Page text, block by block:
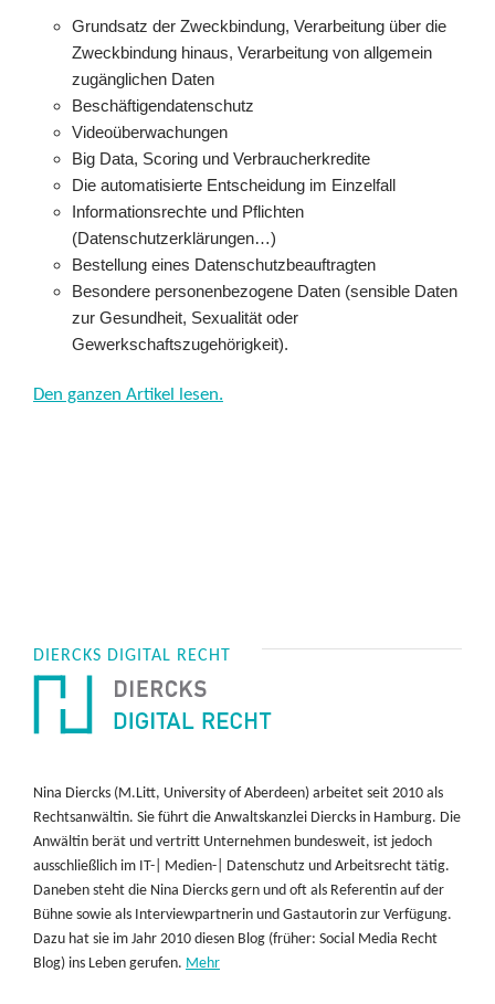
Grundsatz der Zweckbindung, Verarbeitung über die
Zweckbindung hinaus, Verarbeitung von allgemein
zugänglichen Daten
Beschäftigendatenschutz
Videoüberwachungen
Big Data, Scoring und Verbraucherkredite
Die automatisierte Entscheidung im Einzelfall
Informationsrechte und Pflichten
(Datenschutzerklärungen…)
Bestellung eines Datenschutzbeauftragten
Besondere personenbezogene Daten (sensible Daten
zur Gesundheit, Sexualität oder
Gewerkschaftszugehörigkeit).
Den ganzen Artikel lesen.
DIERCKS DIGITAL RECHT
Nina Diercks (M.Litt, University of Aberdeen) arbeitet seit 2010 als
Rechtsanwältin. Sie führt die Anwaltskanzlei Diercks in Hamburg. Die
Anwältin berät und vertritt Unternehmen bundesweit, ist jedoch
ausschließlich im IT-| Medien-| Datenschutz und Arbeitsrecht tätig.
Daneben steht die Nina Diercks gern und oft als Referentin auf der
Bühne sowie als Interviewpartnerin und Gastautorin zur Verfügung.
Dazu hat sie im Jahr 2010 diesen Blog (früher: Social Media Recht
Blog) ins Leben gerufen. Mehr